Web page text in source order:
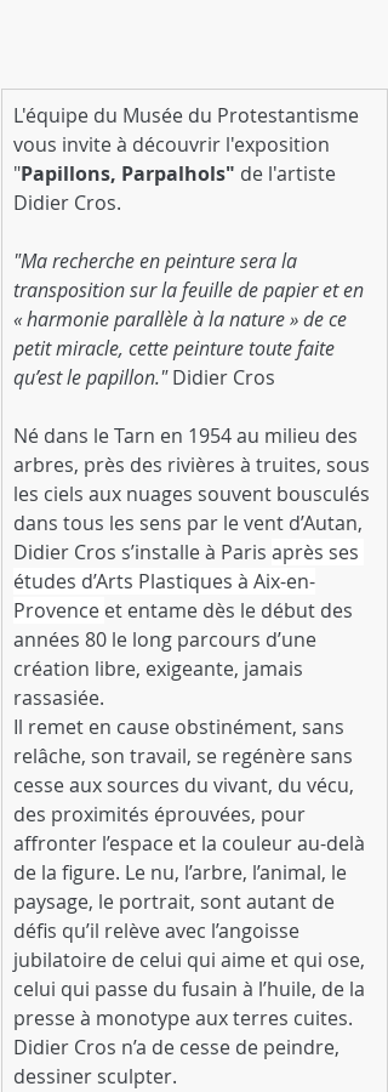
L'équipe du Musée du Protestantisme
vous invite à découvrir l'exposition
"Papillons, Parpalhols" de l'artiste
Didier Cros.
"Ma recherche en peinture sera la
transposition sur la feuille de papier et en
« harmonie parallèle à la nature » de ce
petit miracle, cette peinture toute faite
qu’est le papillon." Didier Cros
Né dans le Tarn en 1954 au milieu des
arbres, près des rivières à truites, sous
les ciels aux nuages souvent bousculés
dans tous les sens par le vent d’Autan,
Didier Cros s’installe à Paris après ses
études d’Arts Plastiques à Aix-en-
Provence et entame dès le début des
années 80 le long parcours d’une
création libre, exigeante, jamais
rassasiée.
Il remet en cause obstinément, sans
relâche, son travail, se regénère sans
cesse aux sources du vivant, du vécu,
des proximités éprouvées, pour
affronter l’espace et la couleur au-delà
de la figure. Le nu, l’arbre, l’animal, le
paysage, le portrait, sont autant de
défis qu’il relève avec l’angoisse
jubilatoire de celui qui aime et qui ose,
celui qui passe du fusain à l’huile, de la
presse à monotype aux terres cuites.
Didier Cros n’a de cesse de peindre,
dessiner sculpter.